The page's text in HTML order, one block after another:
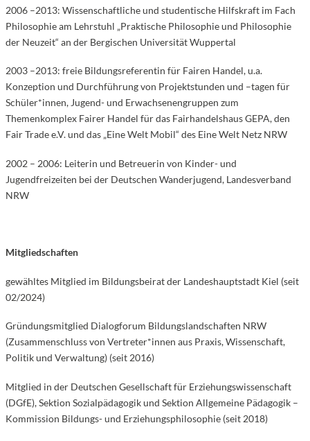
2006 –2013: Wissenschaftliche und studentische Hilfskraft im Fach
Philosophie am Lehrstuhl „Praktische Philosophie und Philosophie
der Neuzeit“ an der Bergischen Universität Wuppertal
2003 –2013: freie Bildungsreferentin für Fairen Handel, u.a.
Konzeption und Durchführung von Projektstunden und –tagen für
Schüler*innen, Jugend- und Erwachsenengruppen zum
Themenkomplex Fairer Handel für das Fairhandelshaus GEPA, den
Fair Trade e.V. und das „Eine Welt Mobil“ des Eine Welt Netz NRW
2002 – 2006: Leiterin und Betreuerin von Kinder- und
Jugendfreizeiten bei der Deutschen Wanderjugend, Landesverband
NRW
Mitgliedschaften
gewähltes Mitglied im Bildungsbeirat der Landeshauptstadt Kiel (seit
02/2024)
Gründungsmitglied Dialogforum Bildungslandschaften NRW
(Zusammenschluss von Vertreter*innen aus Praxis, Wissenschaft,
Politik und Verwaltung) (seit 2016)
Mitglied in der Deutschen Gesellschaft für Erziehungswissenschaft
(DGfE), Sektion Sozialpädagogik und Sektion Allgemeine Pädagogik –
Kommission Bildungs- und Erziehungsphilosophie (seit 2018)